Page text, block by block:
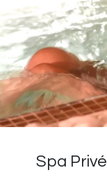
Spa Privé